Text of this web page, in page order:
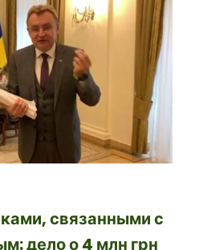
связанными с
дело о 4 млн грн